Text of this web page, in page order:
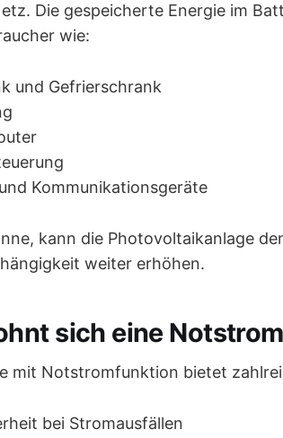
Die gespeicherte Energie im
wie:
und Gefrierschrank
Kommunikationsgeräte
kann die Photovoltaikanlage
weiter erhöhen.
sich eine
mit Notstromfunktion bietet
bei Stromausfällen